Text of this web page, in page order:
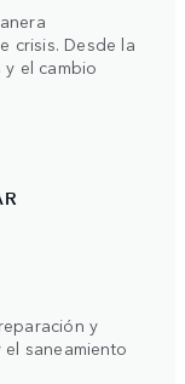
crisis. Desde la
el cambio
y
saneamiento